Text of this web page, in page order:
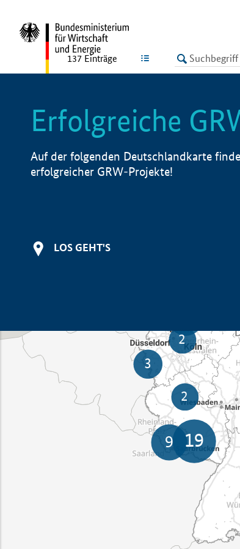
LISTE
137 Einträge
Erfolgreiche
Auf der folgenden Deutschlandkarte
erfolgreicher GRW-Projekte!
LOS GEHT'S